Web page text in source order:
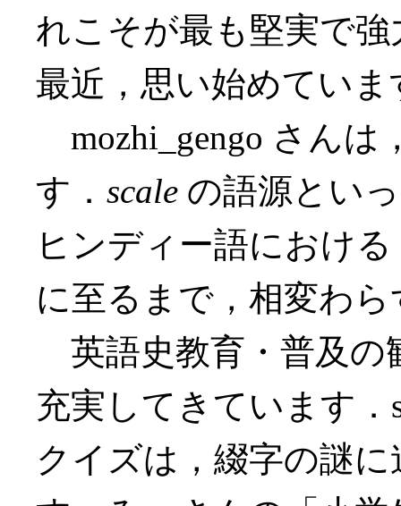
れこそが最も堅実で
最近，思い始めていま
mozhi_gengo さんは
す． scale の語源とい
ヒンディー語における
に至るまで，相変わ
英語史教育・普及の
充実してきています
クイズは，綴字の謎